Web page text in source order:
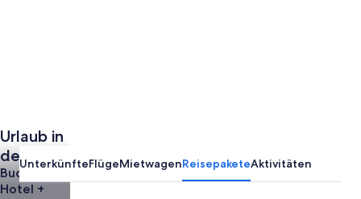
Urlaub in
den
Bergen
in
Buche
Hotel +
UnterkünfteFlügeMietwagenReisepaketeAktivitäten